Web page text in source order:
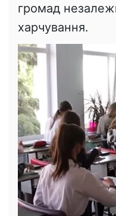
громад
харчування.